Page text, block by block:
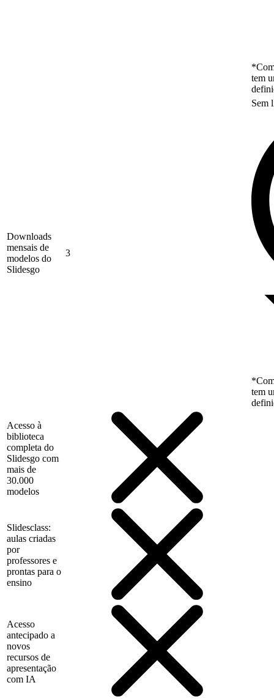
tem
Downloads
mensais de
modelos do
Slidesgo
3
Sem
tem
Acesso à
biblioteca
completa do
Slidesgo com
mais de
30.000
modelos
Slidesclass:
aulas criadas
por
professores e
prontas para o
ensino
Acesso
antecipado a
novos
recursos de
apresentação
com IA